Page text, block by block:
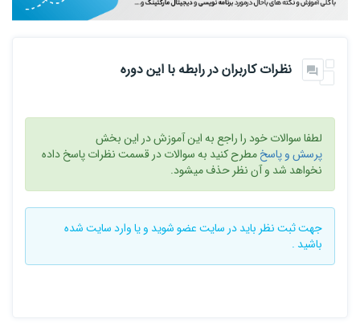
نظرات کاربران در رابطه با این دوره
لطفا سوالات خود را راجع به این آموزش در این بخش
پرسش و پاسخمطرح کنید به سوالات در قسمت نظرات پاسخ داده
نخواهد شد و آن نظر حذف میشود.
جهت ثبت نظر باید در سایتعضو شوید و یاوارد سایتشده
باشید .